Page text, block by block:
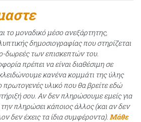
το μοναδικό μέσο ανεξάρτητης,
δημοσιογραφίας που στηρίζεται
δωρεές των επισκεπτών του.
πρέπει να είναι διαθέσιμη σε
κανένα κομμάτι της ύλης
πρωτογενές υλικό που θα βρείτε εδώ
σου. Αν δεν πληρώσουμε εμείς για
πληρώσει κάποιος άλλος (και αν δεν
δεν έχεις τα ίδια συμφέροντα). Μάθε